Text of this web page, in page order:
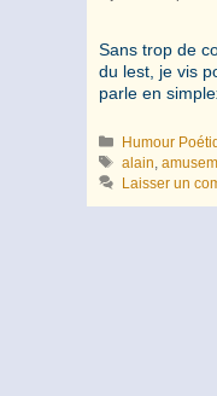
Sans trop de
du lest, je vis
parle en
Catégories
Humour
Étiquettes
alain ,
Laisser un